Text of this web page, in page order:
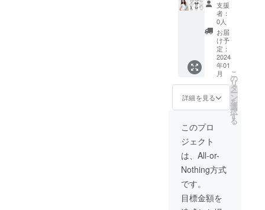
ン時期
や詳細
につい
ては本
文も併
せてご
参照下
さい。
※メール
アドレ
がない
ようお
願い致
しま
す。
す。 ■
サイン
入り写
真集
ご本人
の直筆
サイン
入り写
真集を
１冊 ■
お礼の
動画
ご本人
が撮影
したお
礼動画
■生写真
10枚
せてい
でお送
りし、
写真集
＋生写
真10枚
＋撮影
衣装を
郵送で
お届け
致しま
す。 撮
影現場
に参加
いただ
き、作
品ので
きる過
程をご
す。 ま
ツー
ショッ
ト写メ
撮影）
＋お渡
し撮影
会（60
分程
度）2回
開催＋
オンラ
イン
デート
（60分
程度）
お礼の
動画を
皆様に
にて
真10枚
＋お礼
の動画
＋撮影
衣装
（サイ
ン入り
写真付
き・水
着やラ
ンジェ
リー類
は含ま
れませ
ん。）
＋私物
提供＋
撮影現
ス、
支援
者：
0人
お届
け予
定：
2024
年01
月
詳細を見る
こ
の
リ
タ
ー
ン
を
選
択
す
る
このプロ
ジェクト
は、All-or-
Nothing方式
です。
目標金額を